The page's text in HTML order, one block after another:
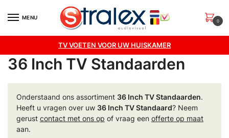
MENU
0
TV VOETEN VOOR UW HUISKAMER
36 Inch TV Standaarden
Onderstaand ons assortiment 36 Inch TV Standaarden.
Heeft u vragen over uw 36 Inch TV Standaard? Neem
gerust contact met ons op of vraag een offerte op maat
aan.